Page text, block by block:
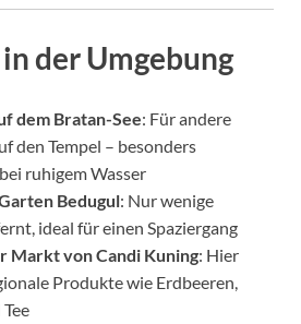
der Umgebung
dem Bratan-See: Für andere
den Tempel – besonders
ruhigem Wasser
Bedugul: Nur wenige
ideal für einen Spaziergang
Markt von Candi Kuning: Hier
Produkte wie Erdbeeren,